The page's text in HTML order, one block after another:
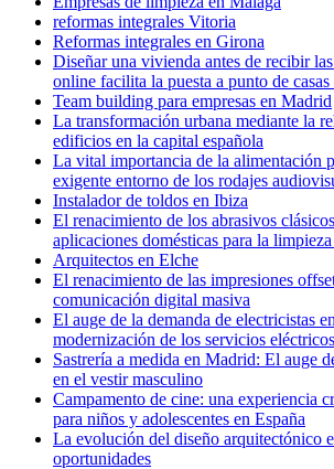
reformas integrales Vitoria
Reformas integrales en Girona
Diseñar una vivienda antes de recibir
online facilita la puesta a punto de casas
Team building para empresas en Madrid
La transformación urbana mediante la
edificios en la capital española
La vital importancia de la alimentación
exigente entorno de los rodajes
Instalador de toldos en Ibiza
El renacimiento de los abrasivos
aplicaciones domésticas para la
Arquitectos en Elche
El renacimiento de las impresiones
comunicación digital masiva
El auge de la demanda de electricistas
modernización de los servicios eléctricos
Sastrería a medida en Madrid: El auge
en el vestir masculino
Campamento de cine: una experiencia
para niños y adolescentes en España
La evolución del diseño arquitectónico
oportunidades